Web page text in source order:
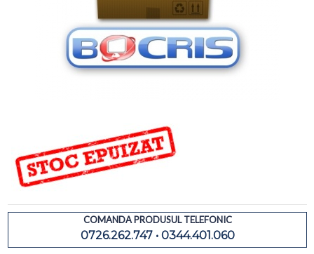
COMANDA PRODUSUL TELEFONIC
0726.262.747 • 0344.401.060